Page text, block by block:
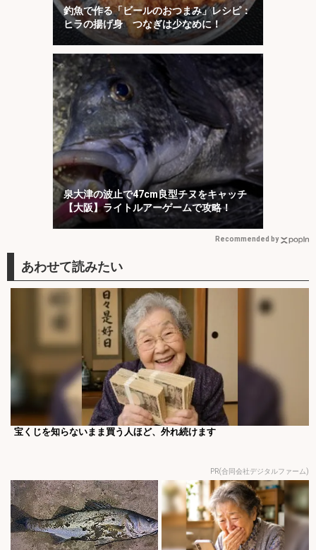
釣魚で作る「ビールのおつまみ」レシピ：
ヒラの揚げ身 つなぎは少なめに！
泉大津の波止で47cm良型チヌをキャッチ
【大阪】ライトルアーゲームで攻略！
Recommended by
宝くじを知らないまま買う人ほど、外れ続けます
PR(合同会社デジタルファーム)